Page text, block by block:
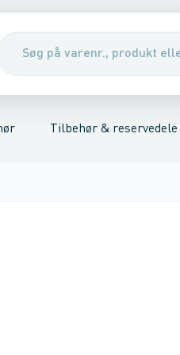
& gulvafløbSanitetVarme
tilbehørHåndklæde
Tilbehør &
Hjørne Indbygnings elementer